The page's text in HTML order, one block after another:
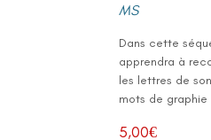
MS
Dans cette
apprendra à
les lettres de
mots de
5,00€